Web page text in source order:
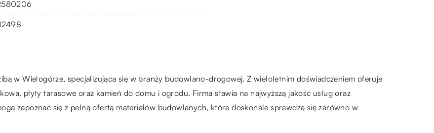
w Wielogórze, specjalizująca się w branży budowlano-drogowej. Z wieloletnim doświadczeniem oferuje
płyty tarasowe oraz kamień do domu i ogrodu. Firma stawia na najwyższą jakość usług oraz
zapoznać się z pełną ofertą materiałów budowlanych, które doskonale sprawdzą się zarówno w